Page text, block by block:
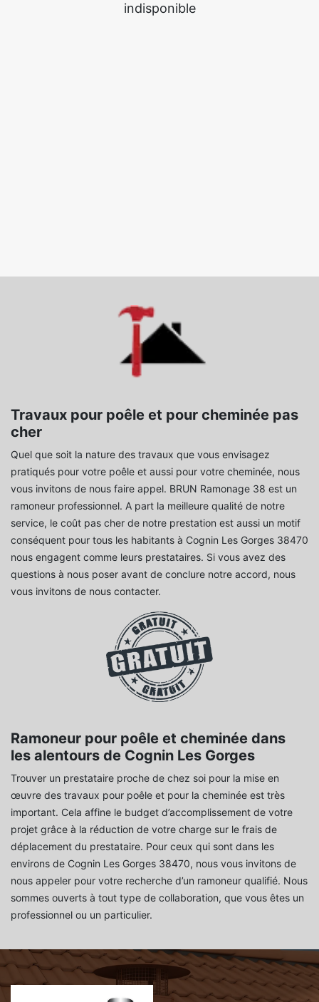
indisponible
Travaux pour poêle et pour cheminée pas
cher
Quel que soit la nature des travaux que vous envisagez
pratiqués pour votre poêle et aussi pour votre cheminée, nous
vous invitons de nous faire appel. BRUN Ramonage 38 est un
ramoneur professionnel. A part la meilleure qualité de notre
service, le coût pas cher de notre prestation est aussi un motif
conséquent pour tous les habitants à Cognin Les Gorges 38470
nous engagent comme leurs prestataires. Si vous avez des
questions à nous poser avant de conclure notre accord, nous
vous invitons de nous contacter.
Ramoneur pour poêle et cheminée dans
les alentours de Cognin Les Gorges
Trouver un prestataire proche de chez soi pour la mise en
œuvre des travaux pour poêle et pour la cheminée est très
important. Cela affine le budget d’accomplissement de votre
projet grâce à la réduction de votre charge sur le frais de
déplacement du prestataire. Pour ceux qui sont dans les
environs de Cognin Les Gorges 38470, nous vous invitons de
nous appeler pour votre recherche d’un ramoneur qualifié. Nous
sommes ouverts à tout type de collaboration, que vous êtes un
professionnel ou un particulier.